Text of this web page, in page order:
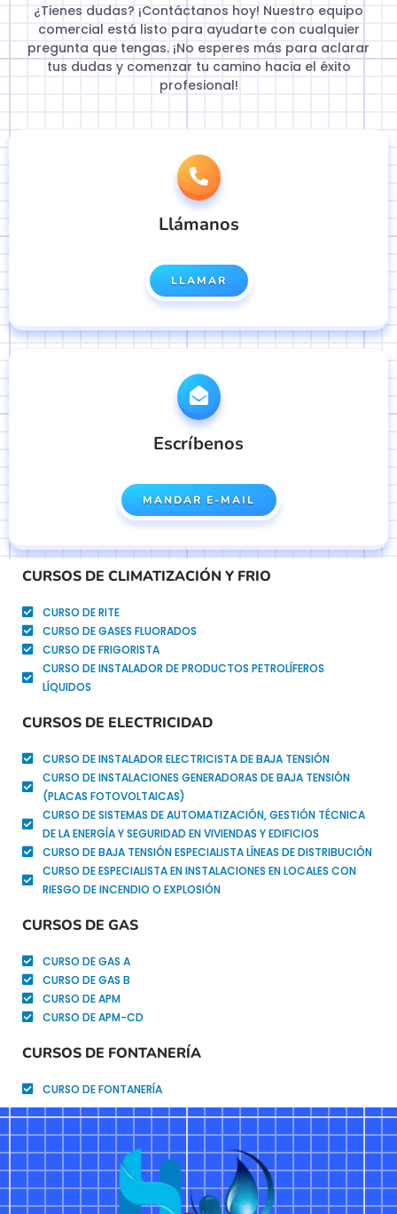
¿Tienes dudas? ¡Contáctanos hoy! Nuestro equipo
comercial está listo para ayudarte con cualquier
pregunta que tengas. ¡No esperes más para aclarar
tus dudas y comenzar tu camino hacia el éxito
profesional!
Llámanos
LLAMAR
Escríbenos
MANDAR E-MAIL
CURSOS DE CLIMATIZACIÓN Y FRIO
CURSO DE RITE
CURSO DE GASES FLUORADOS
CURSO DE FRIGORISTA
CURSO DE INSTALADOR DE PRODUCTOS PETROLÍFEROS
LÍQUIDOS
CURSOS DE ELECTRICIDAD
CURSO DE INSTALADOR ELECTRICISTA DE BAJA TENSIÓN
CURSO DE INSTALACIONES GENERADORAS DE BAJA TENSIÓN
(PLACAS FOTOVOLTAICAS)
CURSO DE SISTEMAS DE AUTOMATIZACIÓN, GESTIÓN TÉCNICA
DE LA ENERGÍA Y SEGURIDAD EN VIVIENDAS Y EDIFICIOS
CURSO DE BAJA TENSIÓN ESPECIALISTA LÍNEAS DE DISTRIBUCIÓN
CURSO DE ESPECIALISTA EN INSTALACIONES EN LOCALES CON
RIESGO DE INCENDIO O EXPLOSIÓN
CURSOS DE GAS
CURSO DE GAS A
CURSO DE GAS B
CURSO DE APM
CURSO DE APM-CD
CURSOS DE FONTANERÍA
CURSO DE FONTANERÍA